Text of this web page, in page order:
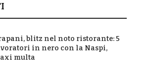
blitz nel noto ristorante: 5
in nero con la Naspi,
multa